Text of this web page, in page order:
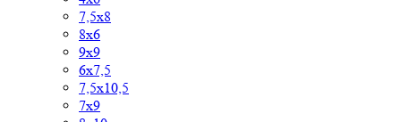
7,5х8
8х6
9х9
6х7,5
7,5х10,5
7х9